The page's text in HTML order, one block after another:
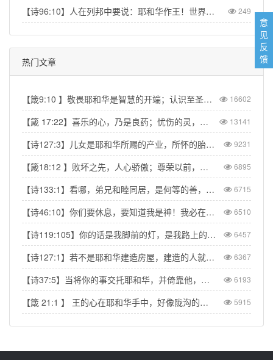
【诗96:10】人在列邦中要说：耶和华作王！世界就坚定，不得动摇；他要按公正审判众民。【Psa 96:10】Say among the nations, “The Lord reigns.” The world is firmly established, it cannot be moved; he will judge the peoples with equity. 249
热门文章
【箴9:10 】敬畏耶和华是智慧的开端；认识至圣者便是聪明。 16602
【箴 17:22】喜乐的心，乃是良药；忧伤的灵，使骨枯干。 13141
【诗127:3】儿女是耶和华所赐的产业，所怀的胎是他所给的赏赐。 9231
【箴18:12 】败坏之先，人心骄傲；尊荣以前，必有谦卑。 6895
【诗133:1】看哪，弟兄和睦同居，是何等的善，何等的美！ 6715
【诗46:10】你们要休息，要知道我是神！我必在外邦中被尊崇，在遍地上也被尊崇。 6510
【诗119:105】你的话是我脚前的灯，是我路上的光。 6457
【诗127:1】若不是耶和华建造房屋，建造的人就枉然劳力；若不是耶和华看守城池，看守的人就枉然儆醒。 6367
【诗37:5】当将你的事交托耶和华，并倚靠他，他就必成全。 6193
【箴 21:1 】 王的心在耶和华手中，好像陇沟的水随意流转。 5915
意
见
反
馈